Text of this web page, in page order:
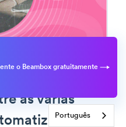
as várias
de
o Beambox gratuitamente
Português